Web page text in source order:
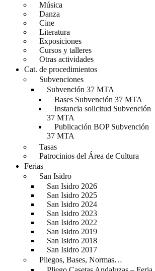
Música
Danza
Cine
Literatura
Exposiciones
Cursos y talleres
Otras actividades
Cat. de procedimientos
Subvenciones
Subvención 37 MTA
Bases Subvención 37 MTA
Instancia solicitud Subvención
37 MTA
Publicación BOP Subvención
37 MTA
Tasas
Patrocinios del Área de Cultura
Ferias
San Isidro
San Isidro 2026
San Isidro 2025
San Isidro 2024
San Isidro 2023
San Isidro 2022
San Isidro 2019
San Isidro 2018
San Isidro 2017
Pliegos, Bases, Normas…